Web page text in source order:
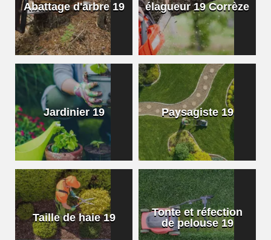
Abattage d'arbre 19 élagueur 19 Corrèze
Jardinier 19 Paysagiste 19
Taille de haie 19
Tonte et réfection
de pelouse 19